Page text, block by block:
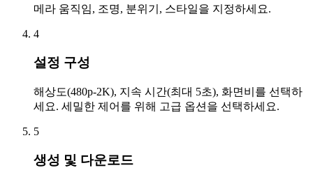
메라 움직임, 조명, 분위기, 스타일을 지정하세요.
4
설정 구성
해상도(480p-2K), 지속 시간(최대 5초), 화면비를 선택하
세요. 세밀한 제어를 위해 고급 옵션을 선택하세요.
5
생성 및 다운로드